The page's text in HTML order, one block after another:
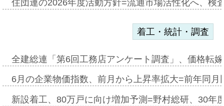
住団連の2026年度活動方針=流通市場活性化へ、検
着工・統計・調査
全建総連「第6回工務店アンケート調査」、価格転
6月の企業物価指数、前月から上昇率拡大=前年同
新設着工、80万戸に向け増加予測=野村総研、30年